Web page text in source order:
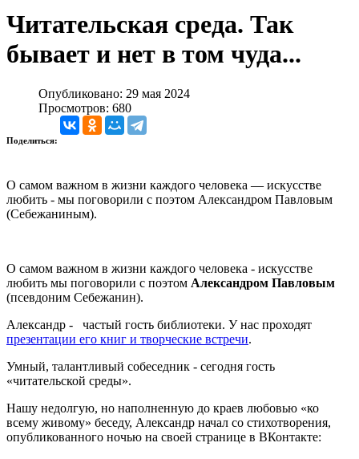
Читательская среда. Так
бывает и нет в том чуда...
Опубликовано: 29 мая 2024
Просмотров: 680
Поделиться:
О самом важном в жизни каждого человека — искусстве
любить - мы поговорили с поэтом Александром Павловым
(Себежаниным).
О самом важном в жизни каждого человека - искусстве
любить мы поговорили с поэтом Александром Павловым
(псевдоним Себежанин).
Александр - частый гость библиотеки. У нас проходят
презентации его книг и творческие встречи.
Умный, талантливый собеседник - сегодня гость
«читательской среды».
Нашу недолгую, но наполненную до краев любовью «ко
всему живому» беседу, Александр начал со стихотворения,
опубликованного ночью на своей странице в ВКонтакте: